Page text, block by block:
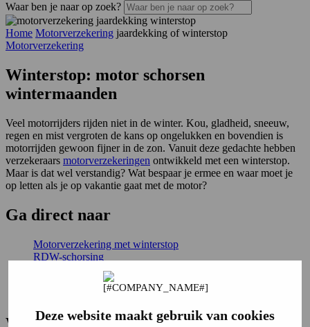
Deze website maakt gebruik van cookies
Waar ben je naar op zoek?
Home Motorverzekering jaardekking of winterstop
Motorverzekering
Winterstop: motor schorsen
wintermaanden
Veel motorrijders rijden niet in de winter. Kou, gladheid, sneeuw,
regen en mist vergroten de kans op ongelukken en bovendien is
motorrijden gewoon fijner in de zon. Vanuit deze gedachte hebben
verzekeraars motorverzekeringen ontwikkeld met een winterstop.
Maar is dat wel verstandig? Wat bespaar je ermee en waar moet je
op letten als je op vakantie gaat met de motor?
Ga direct naar
Motorverzekering met winterstop
RDW-schorsing
Verzekering afsluiten
Financieel voordeel
Nadelen winterstop
Wat houdt een winterstop in?